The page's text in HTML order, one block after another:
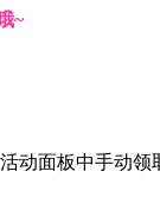
~
面板中手动